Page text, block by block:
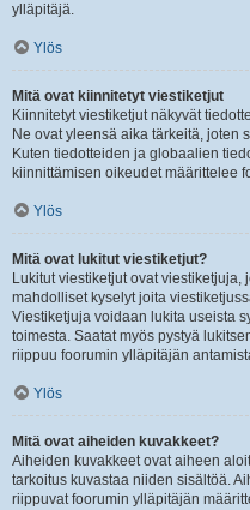
ylläpitäjä.
Ylös
Mitä ovat kiinnitetyt viestiketjut
Kiinnitetyt viestiketjut näkyvät
Ne ovat yleensä aika tärkeitä, joten
Kuten tiedotteiden ja globaalien
kiinnittämisen oikeudet määrittelee
Ylös
Mitä ovat lukitut viestiketjut?
Lukitut viestiketjut ovat
mahdolliset kyselyt joita
Viestiketjuja voidaan lukita useista
toimesta. Saatat myös pystyä
riippuu foorumin ylläpitäjän
Ylös
Mitä ovat aiheiden kuvakkeet?
Aiheiden kuvakkeet ovat aiheen
tarkoitus kuvastaa niiden sisältöä.
riippuvat foorumin ylläpitäjän